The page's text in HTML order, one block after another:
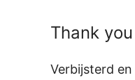
Thank
Verbijsterd